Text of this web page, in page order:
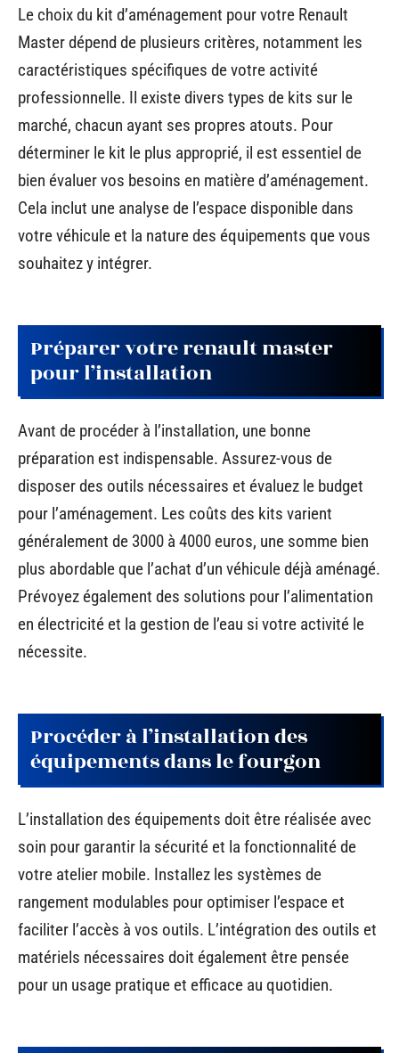
Le choix du kit d’aménagement pour votre Renault
Master dépend de plusieurs critères, notamment les
caractéristiques spécifiques de votre activité
professionnelle. Il existe divers types de kits sur le
marché, chacun ayant ses propres atouts. Pour
déterminer le kit le plus approprié, il est essentiel de
bien évaluer vos besoins en matière d’aménagement.
Cela inclut une analyse de l’espace disponible dans
votre véhicule et la nature des équipements que vous
souhaitez y intégrer.
Préparer votre renault master
pour l’installation
Avant de procéder à l’installation, une bonne
préparation est indispensable. Assurez-vous de
disposer des outils nécessaires et évaluez le budget
pour l’aménagement. Les coûts des kits varient
généralement de 3000 à 4000 euros, une somme bien
plus abordable que l’achat d’un véhicule déjà aménagé.
Prévoyez également des solutions pour l’alimentation
en électricité et la gestion de l’eau si votre activité le
nécessite.
Procéder à l’installation des
équipements dans le fourgon
L’installation des équipements doit être réalisée avec
soin pour garantir la sécurité et la fonctionnalité de
votre atelier mobile. Installez les systèmes de
rangement modulables pour optimiser l’espace et
faciliter l’accès à vos outils. L’intégration des outils et
matériels nécessaires doit également être pensée
pour un usage pratique et efficace au quotidien.